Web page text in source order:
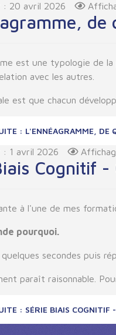
: 20 avril 2026
de
est une typologie de
avec les autres.
est que chacun
: L'ENNÉAGRAMME, DE
: 1 avril 2026
Cognitif
à l'une de mes
pourquoi.
secondes puis
paraît raisonnable.
: SÉRIE BIAIS COGNITIF